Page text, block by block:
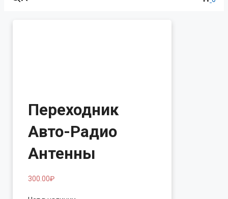
Переходник
Авто-Радио
Антенны
300.00₽